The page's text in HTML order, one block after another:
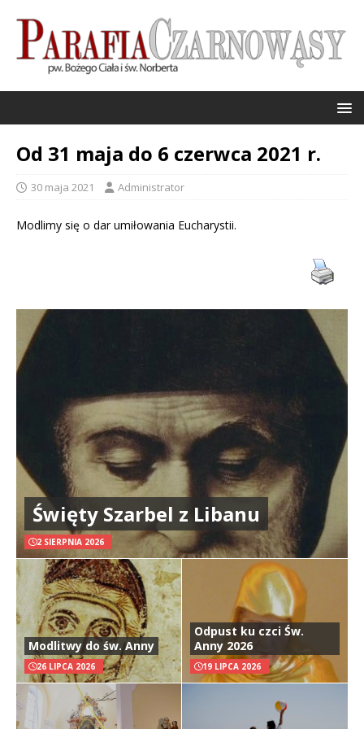
Od 31 maja do 6 czerwca 2021 r.
30 maja 2021 Administrator
Modlimy się o dar umiłowania Eucharystii.
Święty Szarbel z Libanu
2 SIERPNIA 2026
Modlitwy do św. Anny
26 LIPCA 2026
Odpust ku czci Św.
Anny 2026
19 LIPCA 2026